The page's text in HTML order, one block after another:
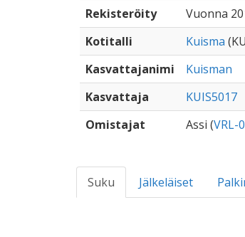
Rekisteröity
Vuonna
Kotitalli
Kuisma
Kasvattajanimi
Kuisman
Kasvattaja
KUIS5017
Omistajat
Assi (VRL-
Suku Jälkeläiset